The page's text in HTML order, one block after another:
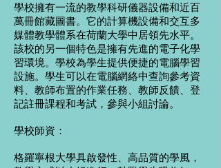
學校擁有一流的教學科研儀器設備和近百
萬冊館藏圖書。它的計算機設備和交互多
媒體教學體系在荷蘭大學中居領先水平。
該校的另一個特色是擁有先進的電子化學
習環境。學校為學生提供便捷的電腦學習
設施。學生可以在電腦網絡中查詢參考資
料、教師布置的作業任務、教師反饋、登
記註冊課程和考試，參與小組討論。
學校師資：
格羅寧根大學具啟發性、高品質的學風，